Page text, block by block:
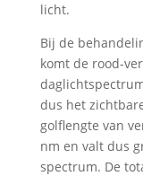
licht.
Bij de
komt de rood-
dus het
golflengte van
nm en valt dus
spectrum. De